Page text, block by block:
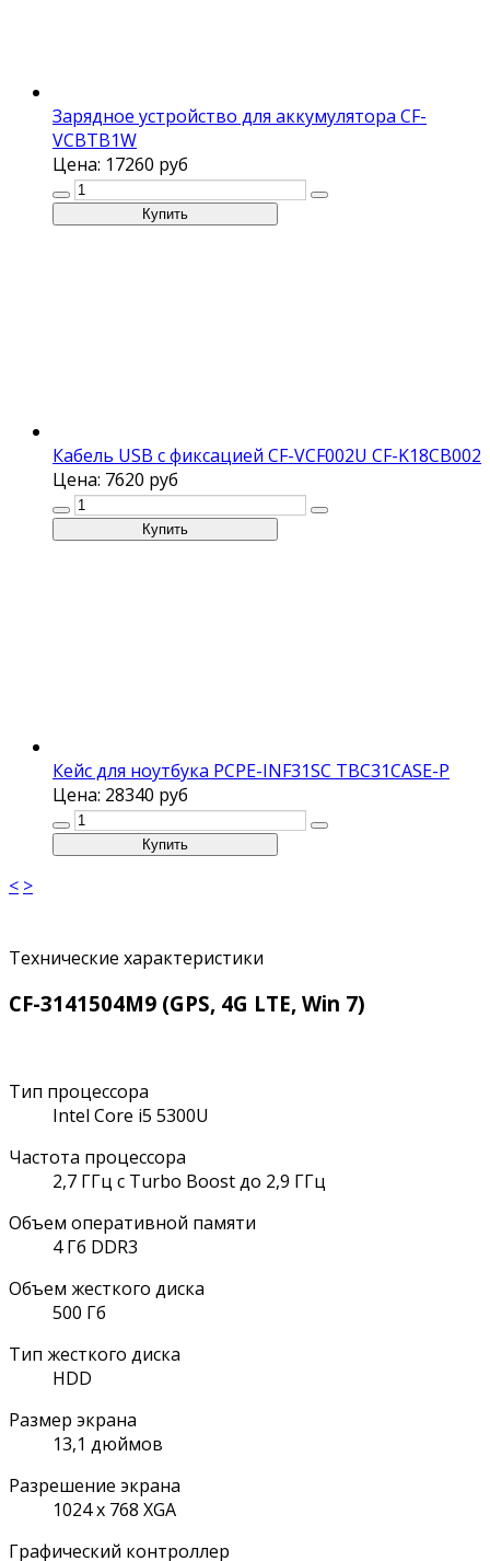
Зарядное устройство для аккумулятора CF-
VCBTB1W
Цена: 17260 руб
Кабель USB с фиксацией CF-VCF002U CF-K18CB002
Цена: 7620 руб
Кейс для ноутбука PCPE-INF31SC TBC31CASE-P
Цена: 28340 руб
< >
Технические характеристики
CF-3141504M9 (GPS, 4G LTE, Win 7)
Тип процессора
Intel Core i5 5300U
Частота процессора
2,7 ГГц с Turbo Boost до 2,9 ГГц
Объем оперативной памяти
4 Гб DDR3
Объем жесткого диска
500 Гб
Тип жесткого диска
HDD
Размер экрана
13,1 дюймов
Разрешение экрана
1024 x 768 XGA
Графический контроллер